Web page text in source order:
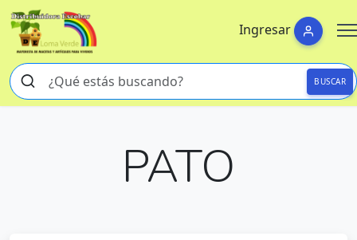
Ingresar
BUSCAR
PATO